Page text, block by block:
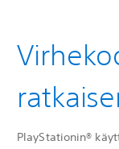
PlayStationin®